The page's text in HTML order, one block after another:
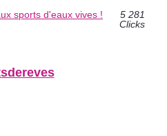
sports d'eaux vives !
5 281
Clicks